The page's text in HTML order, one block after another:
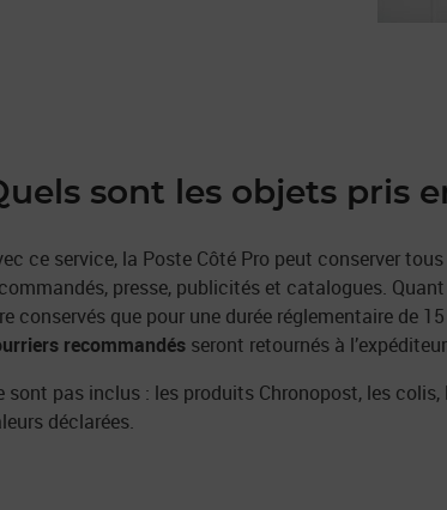
sont les objets pris
ce service, la Poste Côté Pro peut conserver
presse, publicités et catalogues.
conservés que pour une durée réglementaire de
recommandésseront retournés à
sont pas inclus : les produits Chronopost, les
déclarées.